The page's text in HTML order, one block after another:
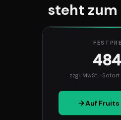
steht zum
484
zzgl. MwSt. ·
Auf Fruits